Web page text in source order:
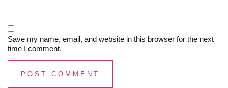
Save my name, email, and website in this browser for the next
time I comment.